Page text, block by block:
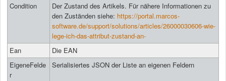
Condition
Der Zustand des Artikels. Für nähere Informationen zu
den Zuständen siehe: https://portal.marcos-
software.de/support/solutions/articles/26000030606-wie-
lege-ich-das-attribut-zustand-an-
Ean
Die EAN
EigeneFelde
r
Serialisiertes JSON der Liste an eigenen Feldern